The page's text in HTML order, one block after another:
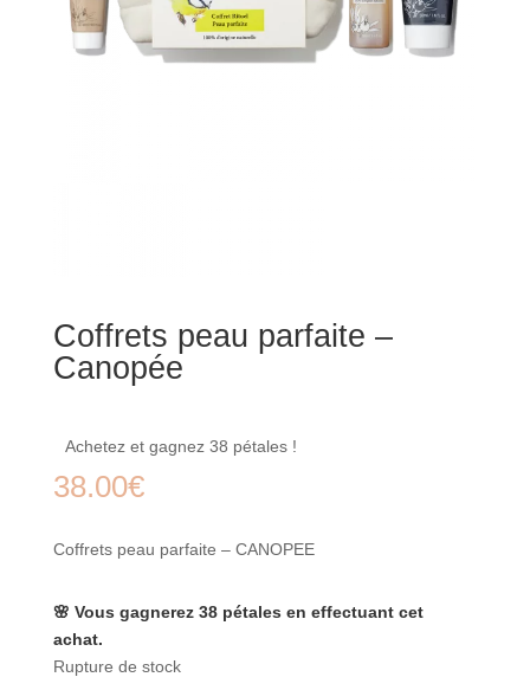
Coffrets peau parfaite –
Canopée
Achetez et gagnez 38 pétales !
38.00€
Coffrets peau parfaite – CANOPEE
🌸 Vous gagnerez 38 pétales en effectuant cet
achat.
Rupture de stock